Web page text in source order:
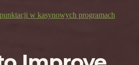
punktacji w kasynowych programach